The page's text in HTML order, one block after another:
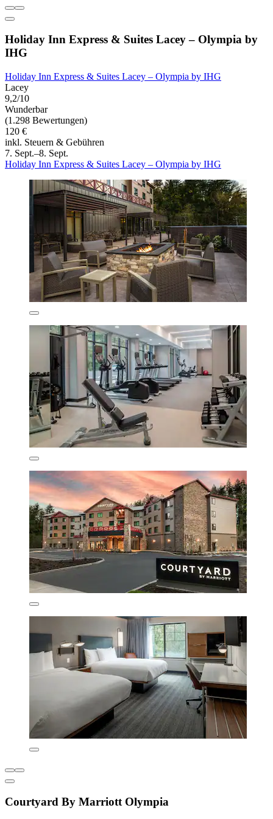
Holiday Inn Express & Suites Lacey – Olympia by
IHG
Holiday Inn Express & Suites Lacey – Olympia by IHG
Lacey
9,2/10
Wunderbar
(1.298 Bewertungen)
120 €
inkl. Steuern & Gebühren
7. Sept.–8. Sept.
Holiday Inn Express & Suites Lacey – Olympia by IHG
Courtyard By Marriott Olympia